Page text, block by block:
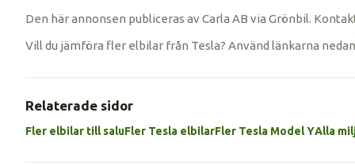
Den här annonsen publiceras av Carla AB via Grönbil.
Vill du jämföra fler elbilar från Tesla? Använd länkarna
Relaterade sidor
Fler elbilar till saluFler Tesla elbilarFler Tesla Model YAlla